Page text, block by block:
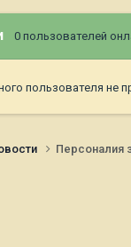
0 пользователей
пользователя не
Персоналия